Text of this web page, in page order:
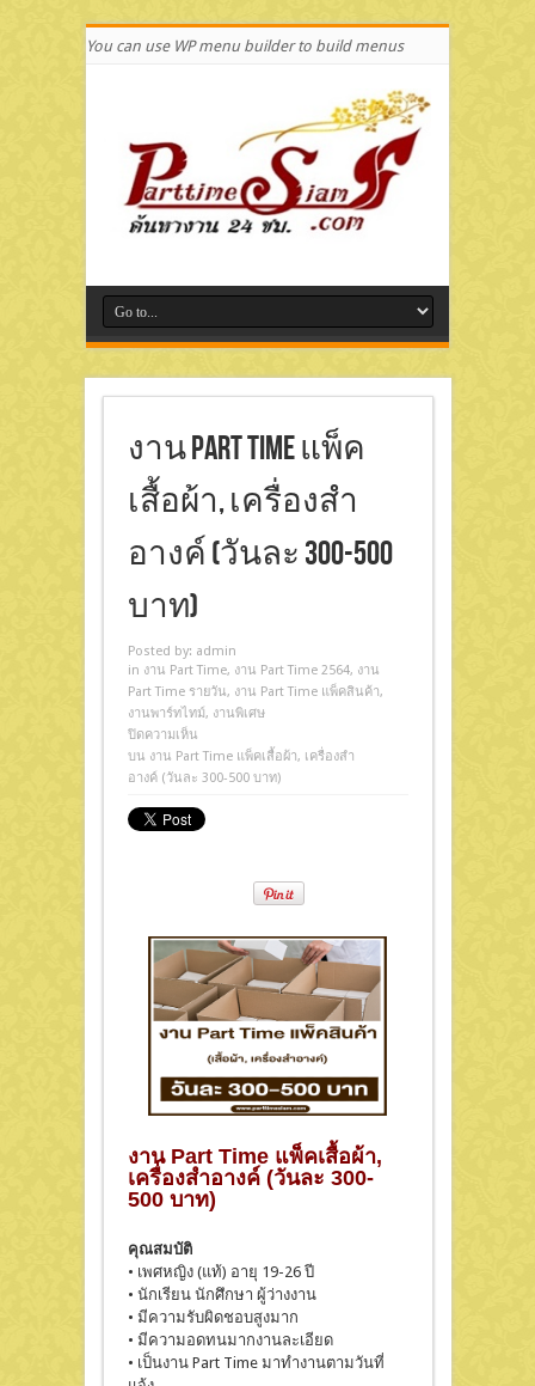
You can use WP menu builder to build menus
งาน Part Time แพ็ค
เสื้อผ้า, เครื่องสำ
อางค์ (วันละ 300-500
บาท)
Posted by: admin
in งาน Part Time, งาน Part Time 2564, งาน
Part Time รายวัน, งาน Part Time แพ็คสินค้า,
งานพาร์ทไทม์, งานพิเศษ
ปิดความเห็น
บน งาน Part Time แพ็คเสื้อผ้า, เครื่องสำ
อางค์ (วันละ 300-500 บาท)
งาน Part Time แพ็คเสื้อผ้า,
เครื่องสำอางค์ (วันละ 300-
500 บาท)
คุณสมบัติ
• เพศหญิง (แท้) อายุ 19-26 ปี
• นักเรียน นักศึกษา ผู้ว่างงาน
• มีความรับผิดชอบสูงมาก
• มีความอดทนมากงานละเอียด
• เป็นงาน Part Time มาทำงานตามวันที่